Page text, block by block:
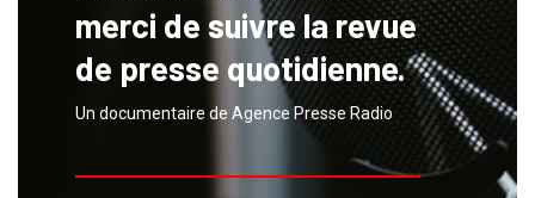
merci de suivre la revue
de presse quotidienne.
Un documentaire de Agence Presse Radio